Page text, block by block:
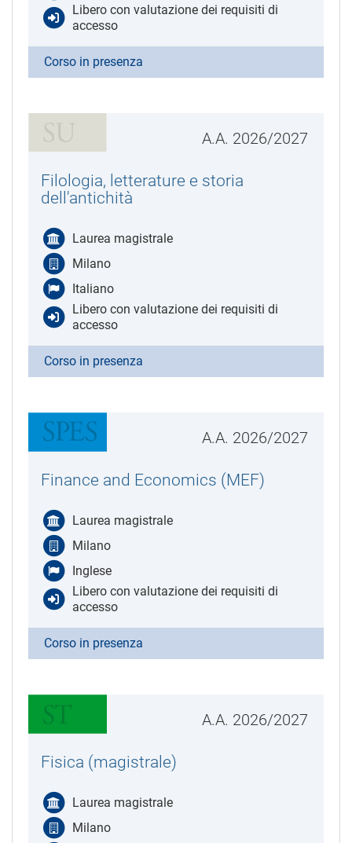
Libero con valutazione dei requisiti di
accesso
Corso in presenza
A.A. 2026/2027
Filologia, letterature e storia
dell'antichità
Laurea magistrale
Milano
Italiano
Libero con valutazione dei requisiti di
accesso
Corso in presenza
A.A. 2026/2027
Finance and Economics (MEF)
Laurea magistrale
Milano
Inglese
Libero con valutazione dei requisiti di
accesso
Corso in presenza
A.A. 2026/2027
Fisica (magistrale)
Laurea magistrale
Milano